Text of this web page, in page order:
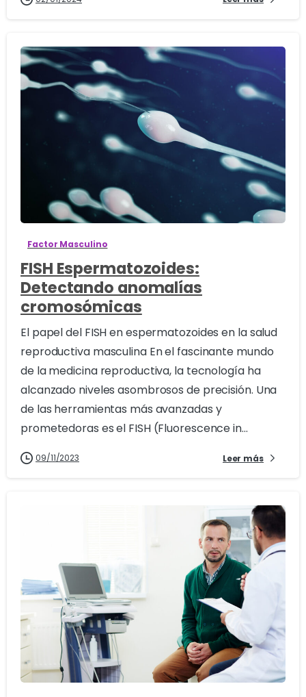
1
Factor Masculino
FISH Espermatozoides:
Detectando anomalías
cromosómicas
El papel del FISH en espermatozoides en la salud
reproductiva masculina En el fascinante mundo
de la medicina reproductiva, la tecnología ha
alcanzado niveles asombrosos de precisión. Una
de las herramientas más avanzadas y
prometedoras es el FISH (Fluorescence in...
09/11/2023 Leer más
0